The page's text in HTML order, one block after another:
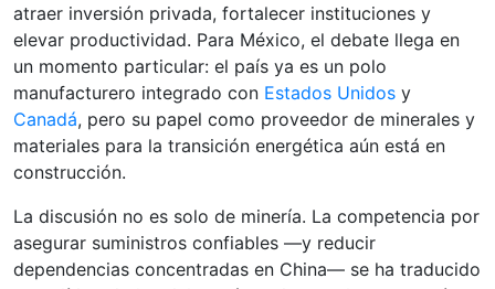
atraer inversión privada, fortalecer instituciones y
elevar productividad. Para México, el debate llega en
un momento particular: el país ya es un polo
manufacturero integrado con Estados Unidos y
Canadá, pero su papel como proveedor de minerales y
materiales para la transición energética aún está en
construcción.
La discusión no es solo de minería. La competencia por
asegurar suministros confiables —y reducir
dependencias concentradas en China— se ha traducido